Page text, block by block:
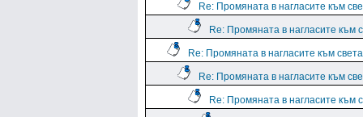
Re: Промяната в нагласите към
Re: Промяната в нагласите към
Re: Промяната в нагласите към
Re: Промяната в нагласите към
Re: Промяната в нагласите към